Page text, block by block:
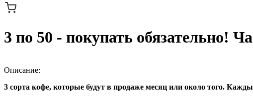
3 по 50 - покупать обязательно!
Описание:
3 сорта кофе, которые будут в продаже месяц или около того.